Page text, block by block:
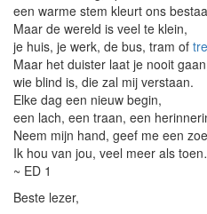
een warme stem kleurt ons
Maar de wereld is veel te klein,
je huis, je werk, de bus, tram of
Maar het duister laat je nooit
wie blind is, die zal mij verstaan.
Elke dag een nieuw begin,
een lach, een traan, een
Neem mijn hand, geef me een
Ik hou van jou, veel meer als
~ ED 1
Beste lezer,